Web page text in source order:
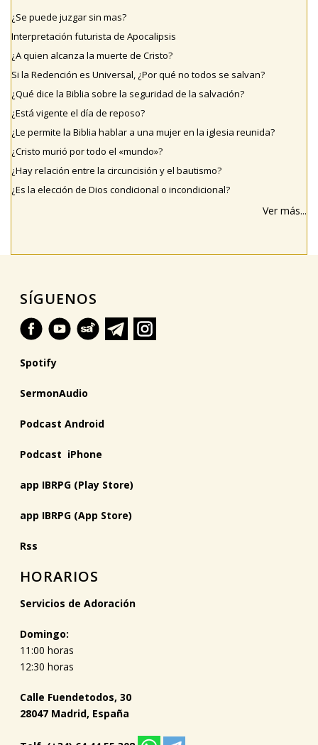
¿Se puede juzgar sin mas?
Interpretación futurista de Apocalipsis
¿A quien alcanza la muerte de Cristo?
Si la Redención es Universal, ¿Por qué no todos se salvan?
¿Qué dice la Biblia sobre la seguridad de la salvación?
¿Está vigente el día de reposo?
¿Le permite la Biblia hablar a una mujer en la iglesia reunida?
¿Cristo murió por todo el «mundo»?
¿Hay relación entre la circuncisión y el bautismo?
¿Es la elección de Dios condicional o incondicional?
Ver más...
SÍGUENOS
Spotify
SermonAudio
Podcast Android
Podcast iPhone
app IBRPG (Play Store)
app IBRPG (App Store)
Rss
HORARIOS
Servicios de Adoración
Domingo:
11:00 horas
12:30 horas
Calle Fuendetodos, 30
28047 Madrid, España